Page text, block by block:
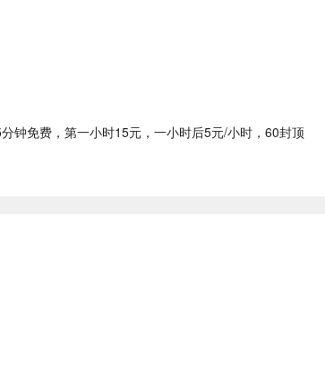
钟免费，第一小时15元，一小时后5元/小时，60封顶